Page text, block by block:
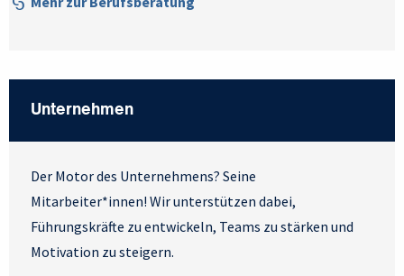
Unternehmen
Der Motor des Unternehmens? Seine
Mitarbeiter*innen! Wir unterstützen dabei,
Führungskräfte zu entwickeln, Teams zu stärken und
Motivation zu steigern.